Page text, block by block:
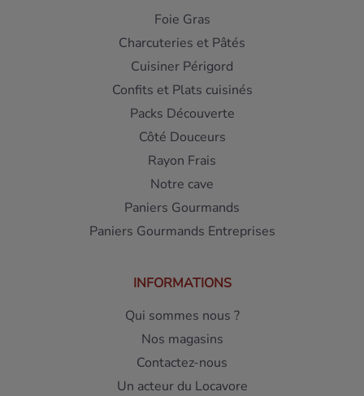
Foie Gras
Charcuteries et Pâtés
Cuisiner Périgord
Confits et Plats cuisinés
Packs Découverte
Côté Douceurs
Rayon Frais
Notre cave
Paniers Gourmands
Paniers Gourmands Entreprises
INFORMATIONS
Qui sommes nous ?
Nos magasins
Contactez-nous
Un acteur du Locavore